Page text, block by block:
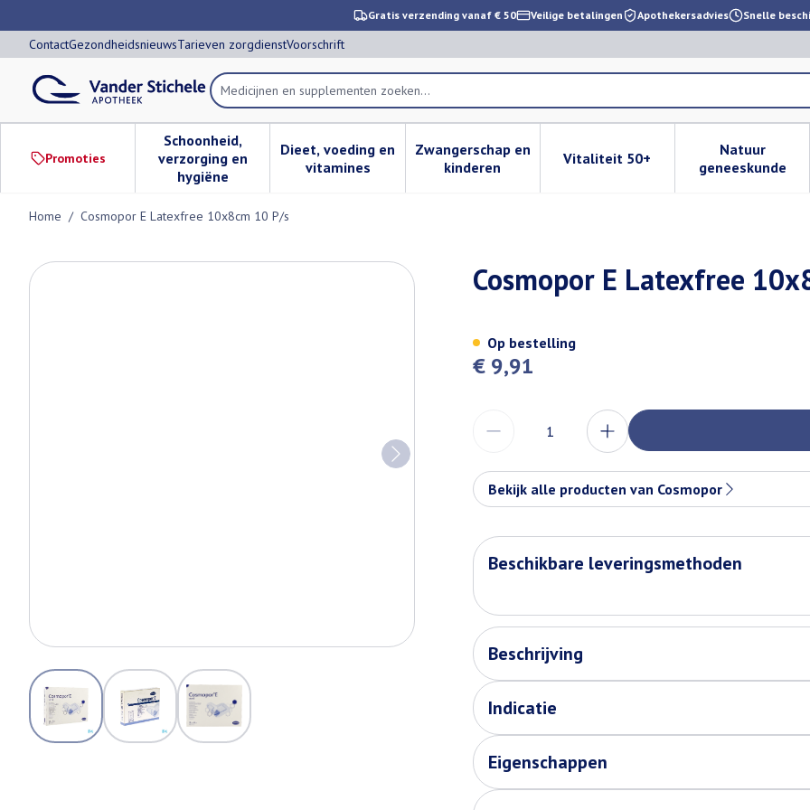
Gratis verzending vanaf € 50 Veilige betalingen Apothekersadvies Snelle
ContactGezondheidsnieuwsTarieven zorgdienstVoorschrift
Product, merk, categorie...
Medicijnen en supplement
Promoties
Schoonheid,
verzorging en
hygiëne
Toon submenu voor Schoonheid, verzorging en hygiëne categorie
Dieet, voeding en
vitaminesToon submenu voor Dieet, voeding en vitamines categorie
Zwangerschap en
kinderenToon submenu voor Zwangerschap en kinderen
Vitaliteit 50+Toon submenu voor Vitaliteit
Natuur
geneeskunde
Toon
Home / Cosmopor E Latexfree 10x8cm 10 P/s
View larger imageView larger imageView larger image
Cosmopor E Latexfree 10x8cm 10 P/sCosmopor E Latexfree
€ 9,91
Op bestelling
Bekijk alle producten van Cosmopor
Beschikbare leveringsmethoden
Beschrijving
Indicatie
Eigenschappen